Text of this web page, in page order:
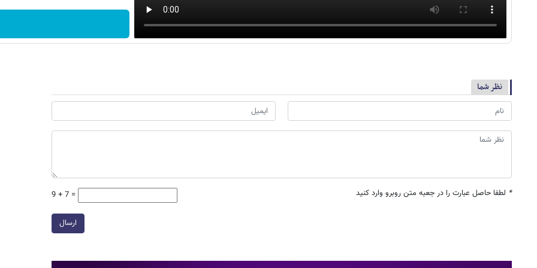
نظر شما
* لطفا حاصل عبارت را در جعبه متن روبرو وارد کنید 9 + 7 =
ارسال